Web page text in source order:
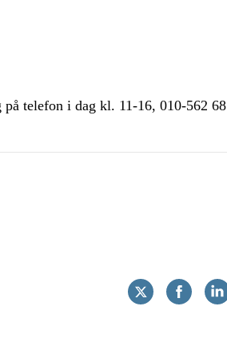
telefon i dag kl. 11-16, 010-562 68